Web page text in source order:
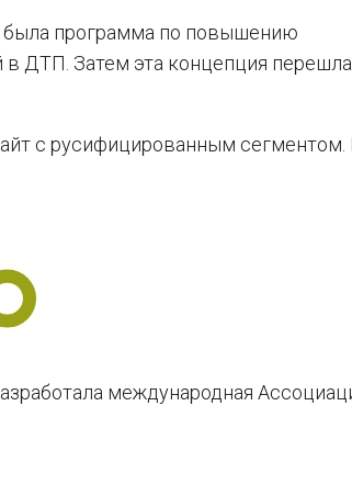
была программа по повышению
ДТП. Затем эта концепция
с русифицированным сегментом.
международная